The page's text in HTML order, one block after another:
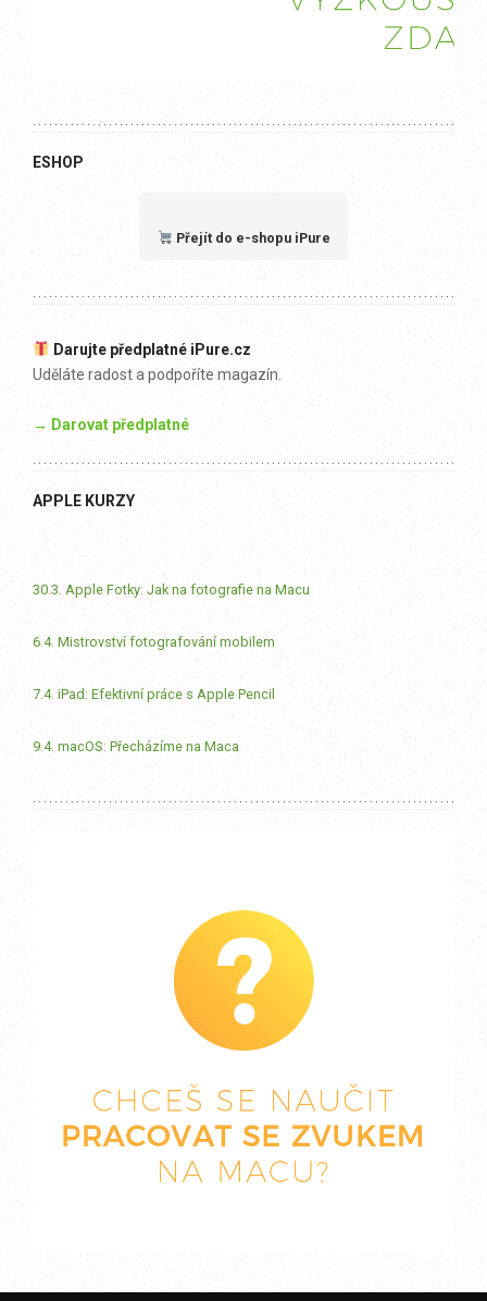
ESHOP
Přejít do e-shopu iPure
Darujte předplatné iPure.cz
Uděláte radost a podpoříte magazín.
→ Darovat předplatné
APPLE KURZY
30.3. Apple Fotky: Jak na fotografie na Macu
6.4. Mistrovství fotografování mobilem
7.4. iPad: Efektivní práce s Apple Pencil
9.4. macOS: Přecházíme na Maca